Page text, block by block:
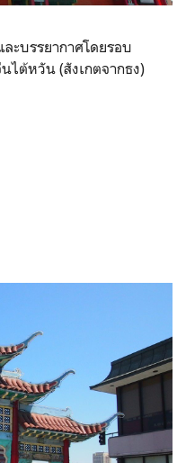
ะบรรยากาศโดยรอบ
ต้หวัน (สังเกตจากธง)